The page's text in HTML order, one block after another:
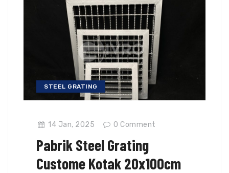
STEEL GRATING
14 Jan, 2025 0 Comment
Pabrik Steel Grating
Custome Kotak 20x100cm